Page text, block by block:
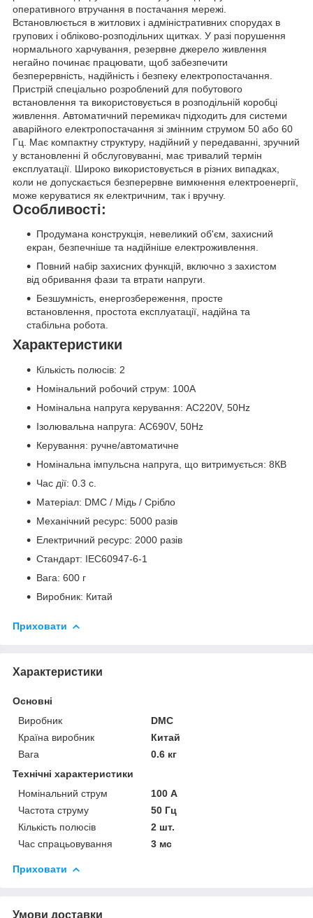
оперативного втручання в постачання мережі.
Встановлюється в житлових і адміністративних спорудах в
групових і обліково-розподільних щитках. У разі порушення
нормального харчування, резервне джерело живлення
негайно починає працювати, щоб забезпечити
безперервність, надійність і безпеку електропостачання.
Пристрій спеціально розроблений для побутового
встановлення та використовується в розподільній коробці
живлення. Автоматичний перемикач підходить для системи
аварійного електропостачання зі змінним струмом 50 або 60
Гц. Має компактну структуру, надійний у передаванні, зручний
у встановленні й обслуговуванні, має тривалий термін
експлуатації. Широко використовується в різних випадках,
коли не допускається безперервне вимкнення електроенергії,
може керуватися як електричним, так і вручну.
Особливості:
Продумана конструкція, невеликий об'єм, захисний
екран, безпечніше та надійніше електроживлення.
Повний набір захисних функцій, включно з захистом
від обривання фази та втрати напруги.
Безшумність, енергозбереження, просте
встановлення, простота експлуатації, надійна та
стабільна робота.
Характеристики
Кількість полюсів: 2
Номінальний робочий струм: 100А
Номінальна напруга керування: AC220V, 50Hz
Ізолювальна напруга: AC690V, 50Hz
Керування: ручне/автоматичне
Номінальна імпульсна напруга, що витримується: 8КВ
Час дії: 0.3 с.
Матеріал: DMC / Мідь / Срібло
Механічний ресурс: 5000 разів
Електричний ресурс: 2000 разів
Стандарт: IEC60947-6-1
Вага: 600 г
Виробник: Китай
Приховати
Характеристики
Основні
Виробник
DMC
Країна виробник
Китай
Вага
0.6 кг
Технічні характеристики
Номінальний струм
100 А
Частота струму
50 Гц
Кількість полюсів
2 шт.
Час спрацьовування
3 мс
Приховати
Умови доставки